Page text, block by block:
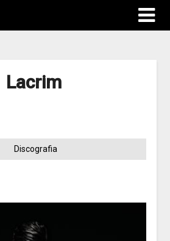
Lacrim
Discografia